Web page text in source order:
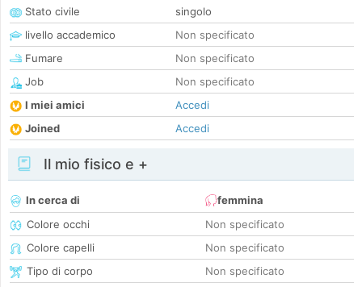
Stato civile
singolo
livello accademico
Non specificato
Fumare
Non specificato
Job
Non specificato
I miei amici
Accedi
Joined
Accedi
Il mio fisico e +
In cerca di
femmina
Colore occhi
Non specificato
Colore capelli
Non specificato
Tipo di corpo
Non specificato